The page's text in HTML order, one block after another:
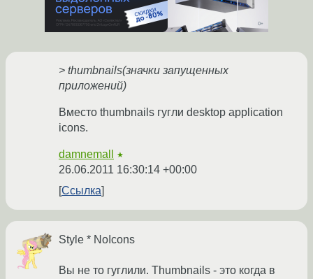
> thumbnails(значки запущенных
приложений)
Вместо thumbnails гугли desktop application
icons.
damnemall ★
26.06.2011 16:30:14 +00:00
Ссылка
Style * NoIcons
Вы не то гуглили. Thumbnails - это когда в